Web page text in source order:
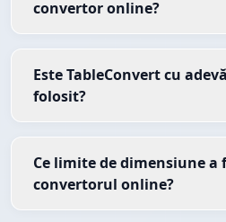
convertor online?
Este TableConvert cu
folosit?
Ce limite de dimensiune a
convertorul online?